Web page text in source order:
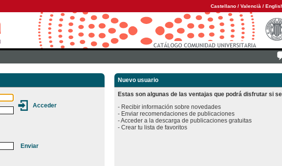
Castellano / Valencià /
Nuevo usuario
Estas son algunas de las ventajas que podrá disfrutar si
- Recibir información sobre novedades
- Enviar recomendaciones de publicaciones
- Acceder a la descarga de publicaciones gratuitas